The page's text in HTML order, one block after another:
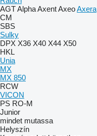
AGTAlphaAxentAxeoAxera
CM
SBS
Sulky
DPX X36 X40 X44 X50
HKL
Unia
MX
MX 850
RCW
VICON
PS RO-M
Junior
mindet mutassa
Helyszín